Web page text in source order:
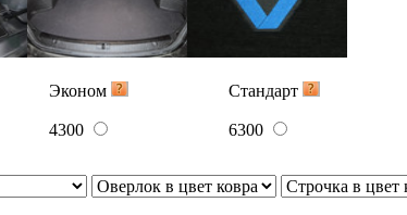
Эконом Стандарт
4300 6300